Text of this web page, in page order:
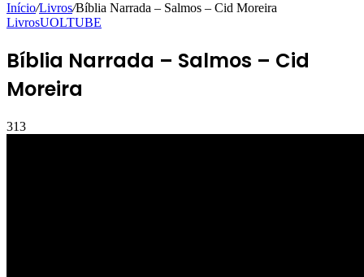
Início/Livros/Bíblia Narrada – Salmos – Cid Moreira
LivrosUOLTUBE
Bíblia Narrada – Salmos – Cid
Moreira
313